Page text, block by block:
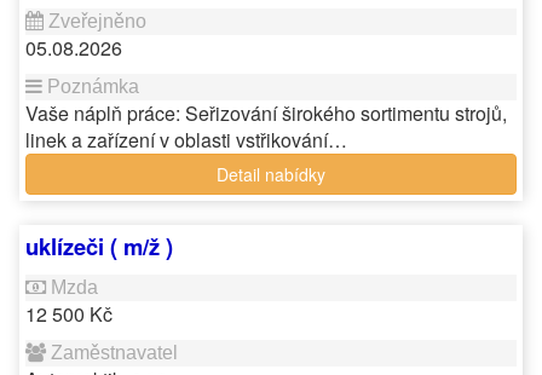
05.08.2026
Vaše náplň práce: Seřizování širokého sortimentu strojů,
linek a zařízení v oblasti vstřikování…
Detail nabídky
uklízeči ( m/ž )
12 500 Kč